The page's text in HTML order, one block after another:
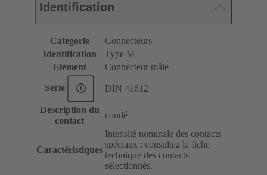
Identification
Catégorie
Connecteurs
Identification
Type M
Elément
Connecteur mâle
Série DIN 41612
Description du
contact
coudé
Caractéristiques
Intensité nominale des contacts
spéciaux : consultez la fiche
technique des contacts
sélectionnés.